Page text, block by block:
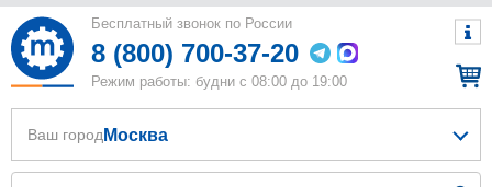
Бесплатный звонок по России
8 (800) 700-37-20
Режим работы: будни с 08:00 до 19:00
Ваш город Москва